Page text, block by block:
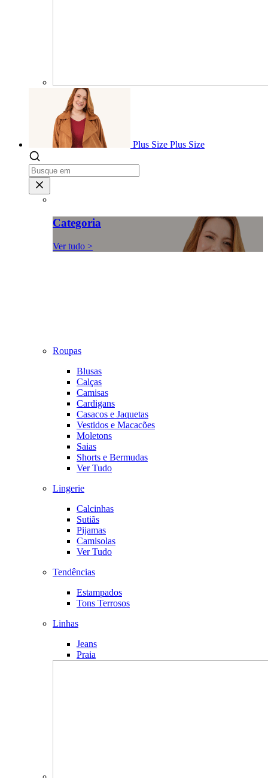
Plus Size Plus Size
Categoria
Ver tudo >
Roupas
Blusas
Calças
Camisas
Cardigans
Casacos e Jaquetas
Vestidos e Macacões
Moletons
Saias
Shorts e Bermudas
Ver Tudo
Lingerie
Calcinhas
Sutiãs
Pijamas
Camisolas
Ver Tudo
Tendências
Estampados
Tons Terrosos
Linhas
Jeans
Praia